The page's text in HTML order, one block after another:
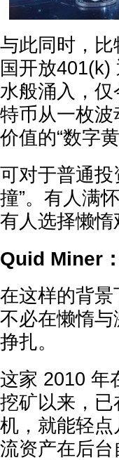
与此同时，
国开放
水般涌入，
特币从一枚
价值的“数字黄
可对于普通投
撞”。有人满
有人选择懒
Quid Miner
在这样的背
不必在懒惰
挣扎。
这家 2010 年
挖矿以来，
机，就能轻
流资产在后